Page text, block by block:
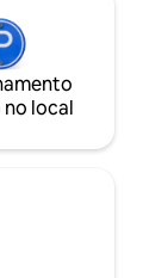
local